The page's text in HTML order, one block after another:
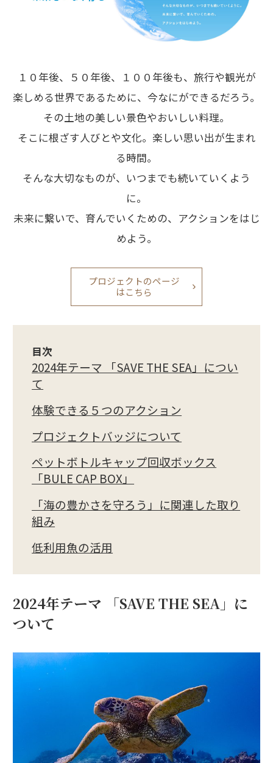
１０年後、５０年後、１００年後も、旅行や観光が
楽しめる世界であるために、今なにができるだろう。
その土地の美しい景色やおいしい料理。
そこに根ざす人びとや文化。楽しい思い出が生まれ
る時間。
そんな大切なものが、いつまでも続いていくよう
に。
未来に繋いで、育んでいくための、アクションをはじ
めよう。
プロジェクトのページ
はこちら
目次
2024年テーマ 「SAVE THE SEA」につい
て
体験できる５つのアクション
プロジェクトバッジについて
ペットボトルキャップ回収ボックス
「BULE CAP BOX」
「海の豊かさを守ろう」に関連した取り
組み
低利用魚の活用
2024年テーマ 「SAVE THE SEA」に
ついて